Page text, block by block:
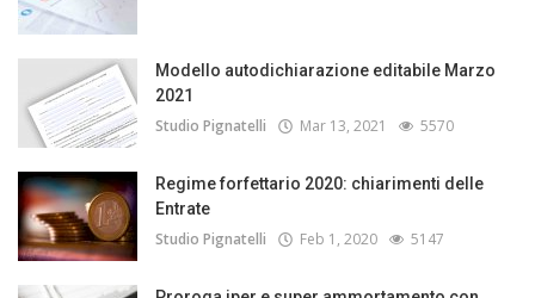
Modello autodichiarazione editabile Marzo
2021
Studio Pignatelli Mar 13, 2021 5570
Regime forfettario 2020: chiarimenti delle
Entrate
Studio Pignatelli Feb 1, 2020 5147